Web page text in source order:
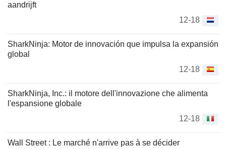
aandrijft
12-18
SharkNinja: Motor de innovación que impulsa la expansión
global
12-18
SharkNinja, Inc.: il motore dell'innovazione che alimenta
l'espansione globale
12-18
Wall Street : Le marché n'arrive pas à se décider